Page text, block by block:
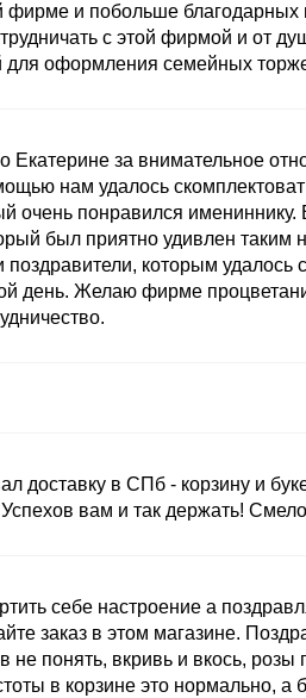
фирме и побольше благодарных
с этой фирмой и от
для оформления семейных
Екатерине за внимательное
нам удалось
очень понравился имениннику.
был приятно удивлен таким
которым удалось
день. Желаю фирме
доставку в СПб - корзину и
Успехов вам и так держать!
себе настроение а
заказ в этом магазине.
не понять, вкривь и вкось, розы
в корзине это нормально, а